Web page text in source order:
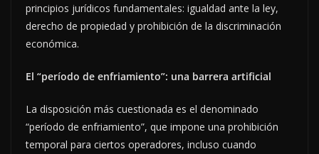
principios jurídicos fundamentales: igualdad ante la ley,
derecho de propiedad y prohibición de la discriminación
económica.
El “período de enfriamiento”: una barrera artificial
La disposición más cuestionada es el denominado
“período de enfriamiento”, que impone una prohibición
temporal para ciertos operadores, incluso cuando